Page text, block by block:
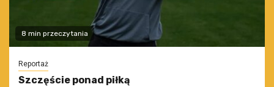
8 min przeczytania
Reportaż
Szczęście ponad piłką